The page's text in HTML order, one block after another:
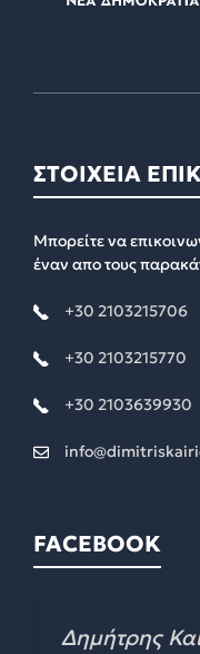
ΣΤΟΙΧΕΙΑ
Μπορείτε να
έναν απο τους
+30 2103215706
+30 2103215770
+30 2103639930
FACEBOOK
Δημήτρης